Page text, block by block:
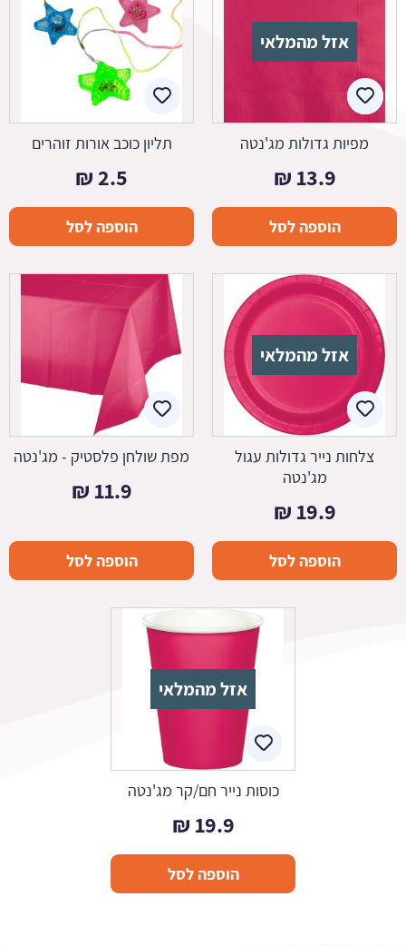
אזל מהמלאי
מפיות גדולות מג'נטה
13.9
₪
הוספה לסל
תליון כוכב אורות זוהרים
2.5
₪
הוספה לסל
אזל מהמלאי
צלחות נייר גדולות עגול
מג'נטה
19.9
₪
הוספה לסל
מפת שולחן פלסטיק - מג'נטה
11.9
₪
הוספה לסל
אזל מהמלאי
כוסות נייר חם/קר מג'נטה
19.9
₪
הוספה לסל